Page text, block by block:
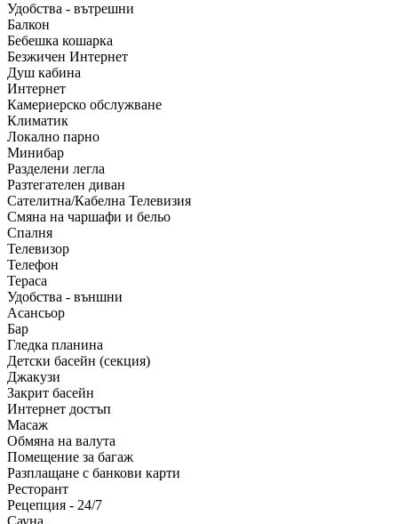
Удобства - вътрешни
Балкон
Бебешка кошарка
Безжичен Интернет
Душ кабина
Интернет
Камериерско обслужване
Климатик
Локално парно
Минибар
Разделени легла
Разтегателен диван
Сателитна/Кабелна Телевизия
Смяна на чаршафи и бельо
Спалня
Телевизор
Телефон
Тераса
Удобства - външни
Асансьор
Бар
Гледка планина
Детски басейн (секция)
Джакузи
Закрит басейн
Интернет достъп
Масаж
Обмяна на валута
Помещение за багаж
Разплащане с банкови карти
Ресторант
Рецепция - 24/7